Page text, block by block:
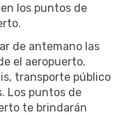
los puntos de
de antemano las
el aeropuerto.
transporte público
Los puntos de
te brindarán